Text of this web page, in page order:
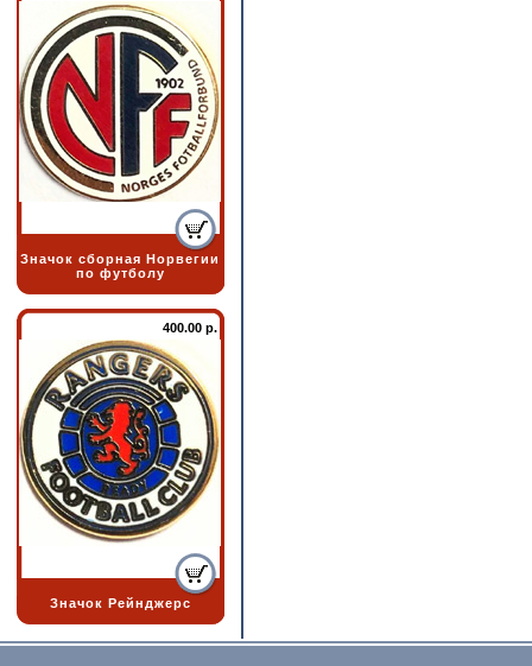
Значок сборная Норвегии
по футболу
400.00 р.
Значок Рейнджерс